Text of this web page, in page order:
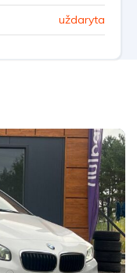
uždaryta